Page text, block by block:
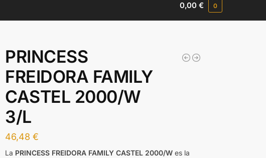
0,00€ 0
PRINCESS
FREIDORA FAMILY
CASTEL 2000/W
3/L
46,48€
La PRINCESS FREIDORA FAMILY CASTEL 2000/W es la